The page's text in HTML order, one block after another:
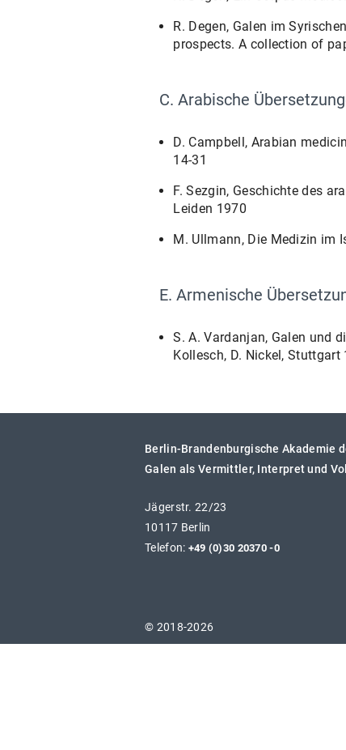
R. Degen, Galen im
prospects. A collection of
C. Arabische
D. Campbell, Arabian
14-31
F. Sezgin, Geschichte des
Leiden 1970
M. Ullmann, Die Medizin im
E. Armenische
S. A. Vardanjan, Galen und
Kollesch, D. Nickel, Stuttgart
Berlin-Brandenburgische Akademie
Galen als Vermittler, Interpret und
Jägerstr. 22/23
10117 Berlin
Telefon: +49 (0)30 20370 -0
© 2018-2026